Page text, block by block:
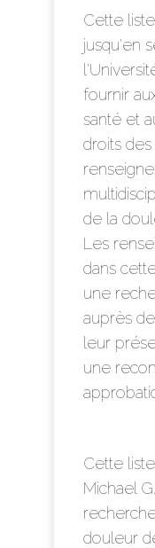
Cette
jusqu'en
fournir
santé et
droits
de la
Les
dans
une
auprès
leur
une
Cette
Michael
douleur